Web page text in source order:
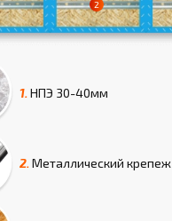
1.НПЭ 30-40мм
2.Металлический крепеж